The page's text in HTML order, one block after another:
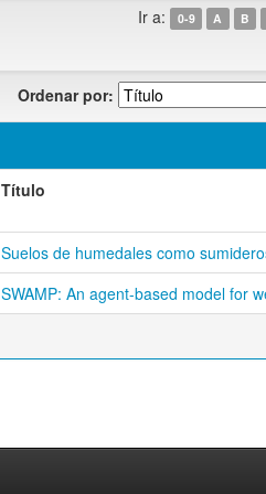
Ir a: 0-9 A B
Ordenar por:
Título
Suelos de humedales como
SWAMP: An agent-based model for